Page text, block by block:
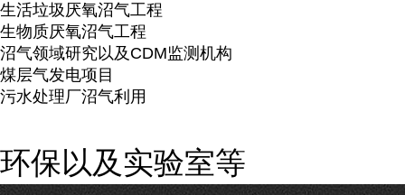
生活垃圾厌氧沼气工程
生物质厌氧沼气工程
沼气领域研究以及CDM监测机构
煤层气发电项目
污水处理厂沼气利用
环保以及实验室等